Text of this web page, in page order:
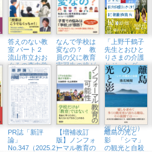
答えのない教
室 パート２
流山市立おお
ぐろの森中学
校での教育実
践
なんで学校は
変なの？ 教
員の父に教育
実習生の娘が
ストレートな
質問！
「上野千鶴子
先生とおひと
りさまの介護
とジェンダー
について語ろ
う『比較福祉
社会学の展
開』から」紀
宿本店でトー
クイベント開
催（6/21㈯）
PR誌「新評
論」
No.347（2025.2）
【増補改訂
版】ノンフォ
ーマル教育の
離島の光と
影 「シマ」
の観光と自殺